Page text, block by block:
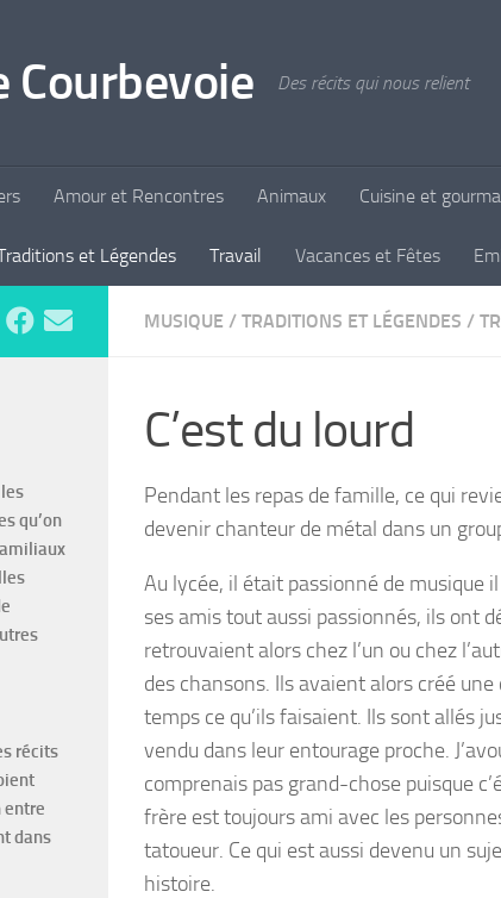
Courbevoie Des récits qui nous relient
Amour et Rencontres Animaux Cuisine et
et Légendes Travail Vacances et Fêtes
MUSIQUE / TRADITIONS ET LÉGENDES /
C’est du lourd
Pendant les repas de famille, ce qui
devenir chanteur de métal dans un
Au lycée, il était passionné de musique
ses amis tout aussi passionnés, ils ont
retrouvaient alors chez l’un ou chez
des chansons. Ils avaient alors créé
temps ce qu’ils faisaient. Ils sont allés
vendu dans leur entourage proche.
comprenais pas grand-chose puisque
frère est toujours ami avec les
tatoueur. Ce qui est aussi devenu un
histoire.
qu’on
récits
entre
dans